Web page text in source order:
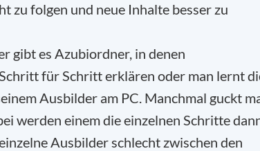
zu folgen und neue Inhalte besser zu
gibt es Azubiordner, in denen
für Schritt erklären oder man lernt
Ausbilder am PC. Manchmal guckt
werden einem die einzelnen Schritte
Ausbilder schlecht zwischen den